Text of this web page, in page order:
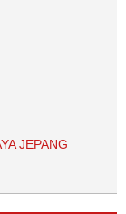
JEPANG